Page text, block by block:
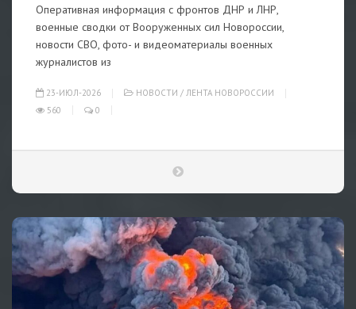
Оперативная информация с фронтов ДНР и ЛНР,
военные сводки от Вооруженных сил Новороссии,
новости СВО, фото- и видеоматериалы военных
журналистов из
23-ИЮЛ-2026 НОВОСТИ / ЛЕНТА НОВОРОССИИ
560
0